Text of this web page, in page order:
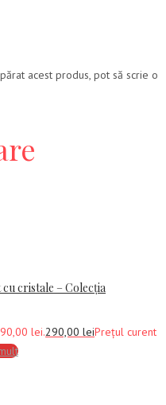
acest produs, pot să scrie o
cristale – Colecția
lei.290,00 leiPrețul curent